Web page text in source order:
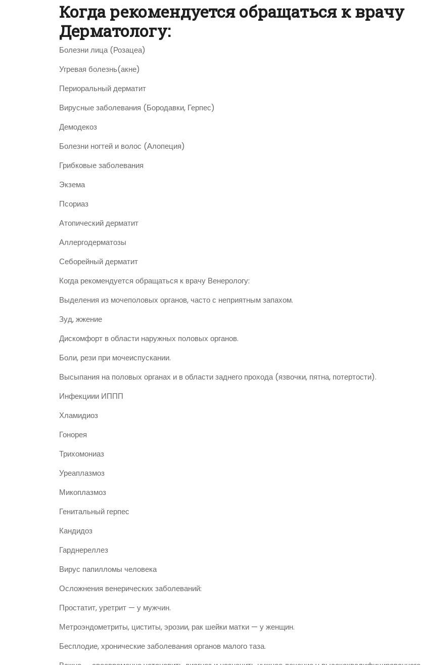
Когда рекомендуется обращаться к врачу
Дерматологу:
Болезни лица (Розацеа)
Угревая болезнь(акне)
Периоральный дерматит
Вирусные заболевания (Бородавки, Герпес)
Демодекоз
Болезни ногтей и волос (Алопеция)
Грибковые заболевания
Экзема
Псориаз
Атопический дерматит
Аллергодерматозы
Себорейный дерматит
Когда рекомендуется обращаться к врачу Венерологу:
Выделения из мочеполовых органов, часто с неприятным запахом.
Зуд, жжение
Дискомфорт в области наружных половых органов.
Боли, рези при мочеиспускании.
Высыпания на половых органах и в области заднего прохода (язвочки, пятна, потертости).
Инфекциии ИППП
Хламидиоз
Гонорея
Трихомониаз
Уреаплазмоз
Микоплазмоз
Генитальный герпес
Кандидоз
Гарднереллез
Вирус папилломы человека
Осложнения венерических заболеваний:
Простатит, уретрит — у мужчин.
Метроэндометриты, циститы, эрозии, рак шейки матки — у женщин.
Бесплодие, хронические заболевания органов малого таза.